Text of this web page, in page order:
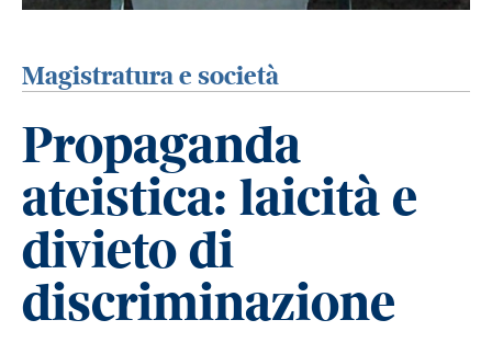
Magistratura e società
Propaganda
ateistica: laicità e
divieto di
discriminazione